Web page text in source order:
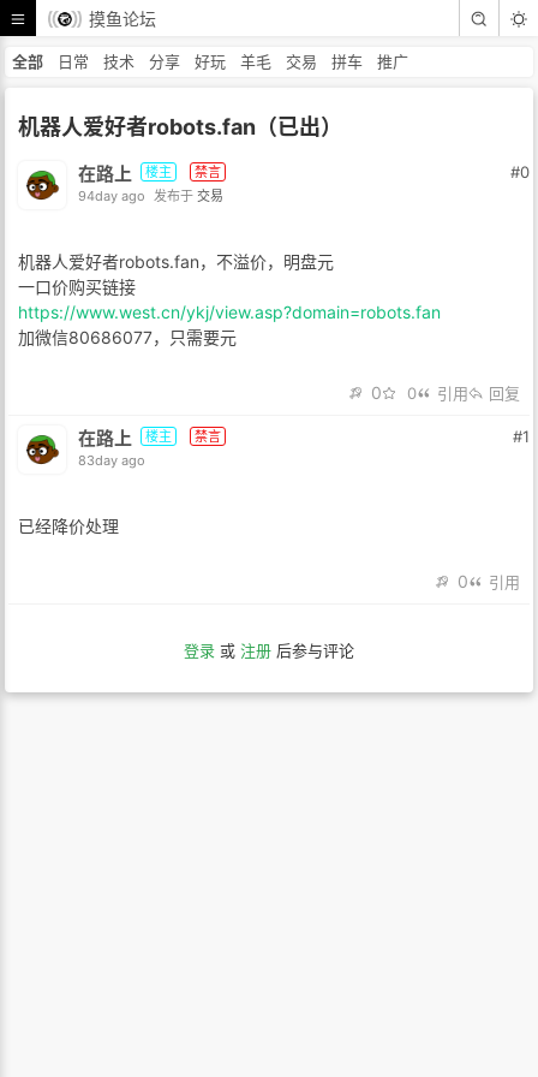
摸鱼论坛
全部 日常 技术 分享 好玩 羊毛 交易 拼车 推广
机器人爱好者robots.fan（已出）
在路上 楼主
禁言
94day ago
发布于 交易
#0
机器人爱好者robots.fan，不溢价，明盘元
一口价购买链接
https://www.west.cn/ykj/view.asp?domain=robots.fan
加微信80686077，只需要元
0 0 引用 回复
在路上 楼主
禁言
83day ago
#1
已经降价处理
0 引用
登录 或 注册 后参与评论